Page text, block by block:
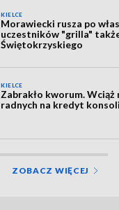
KIELCE
Morawiecki rusza po
uczestników "grilla"
Świętokrzyskiego
KIELCE
Zabrakło kworum. Wciąż
radnych na kredyt
ZOBACZ WIĘCEJ